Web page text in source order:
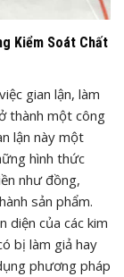
Kiểm Soát Chất
gian lận, làm
thành một công
lận này một
hình thức
như đồng,
sản phẩm.
diện của các kim
bị làm giả hay
phương pháp